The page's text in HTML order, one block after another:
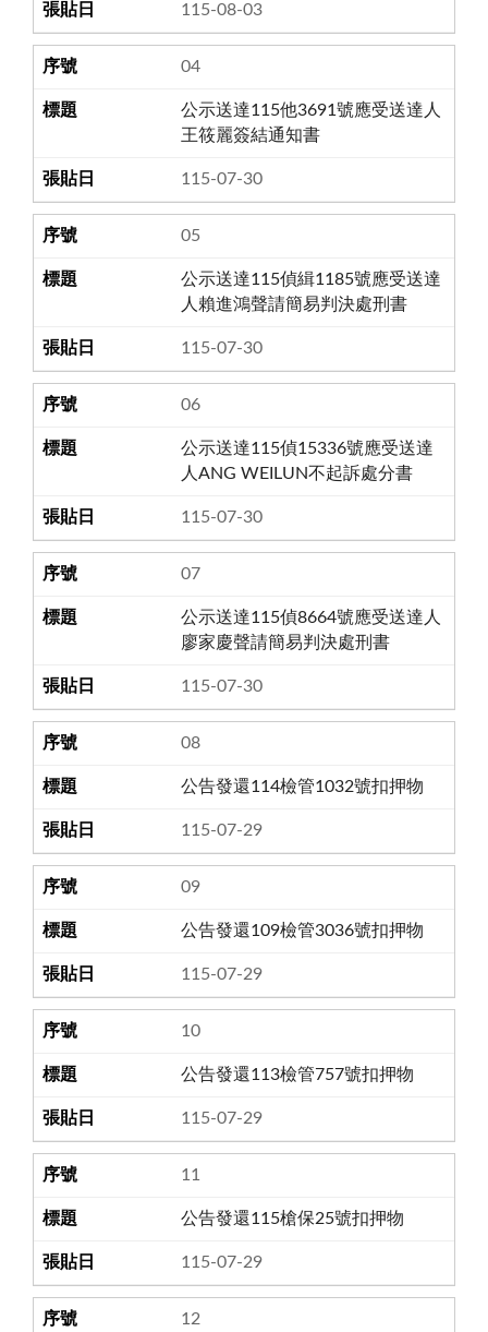
115-08-03
04
公示送達115他3691號應受送達人
王筱麗簽結通知書
115-07-30
05
公示送達115偵緝1185號應受送達
人賴進鴻聲請簡易判決處刑書
115-07-30
06
公示送達115偵15336號應受送達
人ANG WEILUN不起訴處分書
115-07-30
07
公示送達115偵8664號應受送達人
廖家慶聲請簡易判決處刑書
115-07-30
08
公告發還114檢管1032號扣押物
115-07-29
09
公告發還109檢管3036號扣押物
115-07-29
10
公告發還113檢管757號扣押物
115-07-29
11
公告發還115槍保25號扣押物
115-07-29
12